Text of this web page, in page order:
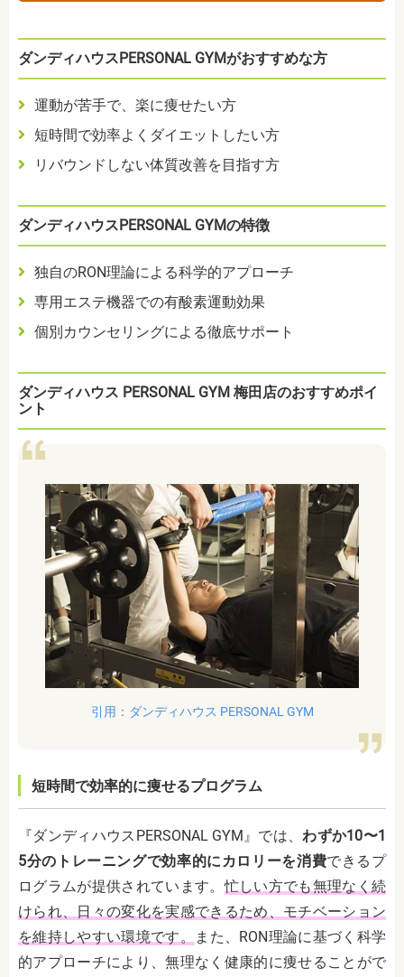
ダンディハウスPERSONAL GYMがおすすめな方
運動が苦手で、楽に痩せたい方
短時間で効率よくダイエットしたい方
リバウンドしない体質改善を目指す方
ダンディハウスPERSONAL GYMの特徴
独自のRON理論による科学的アプローチ
専用エステ機器での有酸素運動効果
個別カウンセリングによる徹底サポート
ダンディハウス PERSONAL GYM 梅田店のおすすめポイ
ント
引用：ダンディハウス PERSONAL GYM
短時間で効率的に痩せるプログラム
『ダンディハウスPERSONAL GYM』では、わずか10〜1
5分のトレーニングで効率的にカロリーを消費できるプ
ログラムが提供されています。忙しい方でも無理なく続
けられ、日々の変化を実感できるため、モチベーション
を維持しやすい環境です。
また、RON理論に基づく科学
的アプローチにより、無理なく健康的に痩せることがで